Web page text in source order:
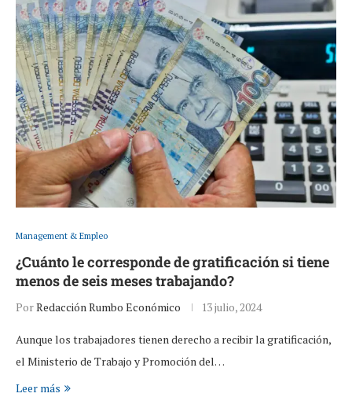
Management & Empleo
¿Cuánto le corresponde de gratificación si tiene
menos de seis meses trabajando?
PorRedacción Rumbo Económico 13 julio, 2024
Aunque los trabajadores tienen derecho a recibir la gratificación,
el Ministerio de Trabajo y Promoción del…
Leer más